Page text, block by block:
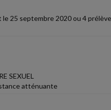
25 septembre 2020 ou 4
SEXUEL
atténuante